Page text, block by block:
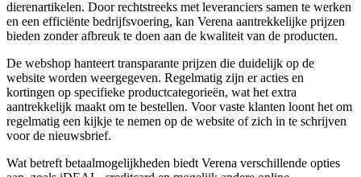
dierenartikelen. Door rechtstreeks met leveranciers samen te werken
en een efficiënte bedrijfsvoering, kan Verena aantrekkelijke prijzen
bieden zonder afbreuk te doen aan de kwaliteit van de producten.
De webshop hanteert transparante prijzen die duidelijk op de
website worden weergegeven. Regelmatig zijn er acties en
kortingen op specifieke productcategorieën, wat het extra
aantrekkelijk maakt om te bestellen. Voor vaste klanten loont het om
regelmatig een kijkje te nemen op de website of zich in te schrijven
voor de nieuwsbrief.
Wat betreft betaalmogelijkheden biedt Verena verschillende opties